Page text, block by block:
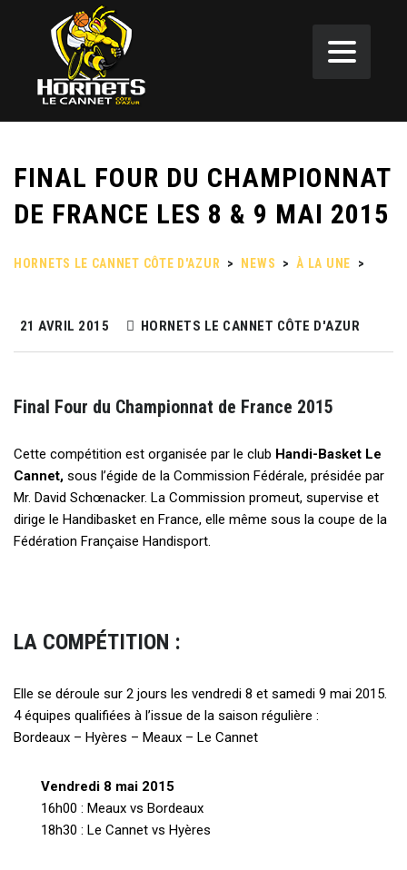
FINAL FOUR DU CHAMPIONNAT
DE FRANCE LES 8 & 9 MAI 2015
HORNETS LE CANNET CÔTE D'AZUR > NEWS > À LA UNE
>
21 AVRIL 2015 HORNETS LE CANNET CÔTE D'AZUR
Final Four du Championnat de France 2015
Cette compétition est organisée par le club Handi-Basket Le
Cannet, sous l’égide de la Commission Fédérale, présidée par
Mr. David Schœnacker. La Commission promeut, supervise et
dirige le Handibasket en France, elle même sous la coupe de la
Fédération Française Handisport.
LA COMPÉTITION :
Elle se déroule sur 2 jours les vendredi 8 et samedi 9 mai 2015.
4 équipes qualifiées à l’issue de la saison régulière :
Bordeaux – Hyères – Meaux – Le Cannet
Vendredi 8 mai 2015
16h00 : Meaux vs Bordeaux
18h30 : Le Cannet vs Hyères